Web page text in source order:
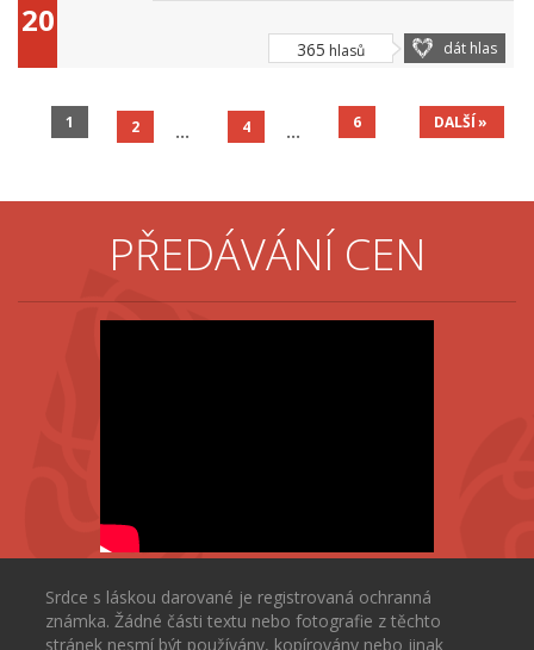
365 hlasů dát hlas
1 2 4 6 DALŠÍ
PŘEDÁVÁNÍ CEN
Srdce s láskou darované je registrovaná ochranná
známka. Žádné části textu nebo fotografie z těchto
stránek nesmí být používány, kopírovány nebo jinak